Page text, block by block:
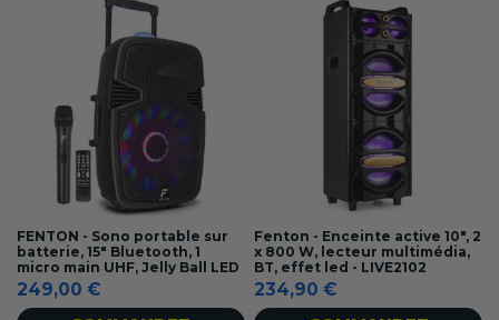
FENTON - Sono portable sur
batterie, 15" Bluetooth, 1
micro main UHF, Jelly Ball LED
249,00 €
Fenton - Enceinte active 10", 2
x 800 W, lecteur multimédia,
BT, effet led - LIVE2102
234,90 €